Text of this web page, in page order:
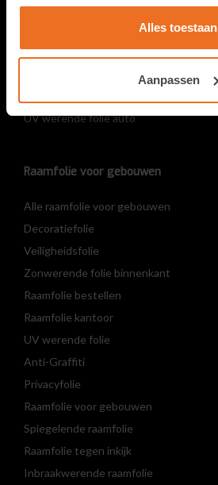
Alles toestaan
Aanpassen
PPF tesla
Raamfolie voor auto’s
UV werende folie auto
Raamfolie voor gebouwen
Alle raamfolie voor gebouwen
Decoratiefolie
Veiligheidsfolie
Zonwerende folie binnenkant
Raamfolie bestellen
Raamfolie kantoor
UV werende folie
Anti-Graffiti
Privacyfolie
Raamfolie voor gebouwen
Spiegelende raamfolie
Raamfolie tegen inkijk
Inbraakwerende raamfolie